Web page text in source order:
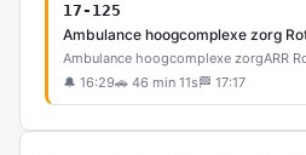
17-125
Ambulance hoogcomplexe zorg
Ambulance hoogcomplexe zorgARR
🔔 16:29🚗 46 min 11s 🏁 17:17